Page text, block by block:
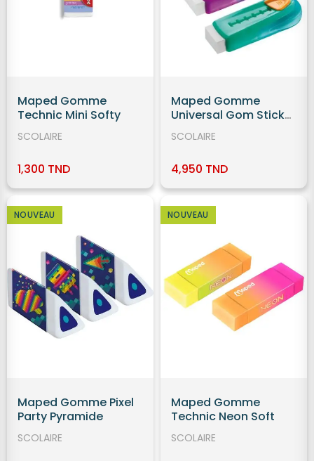
Maped Gomme
Technic Mini Softy
SCOLAIRE
1,300 TND
Maped Gomme
Universal Gom Stick
Rechargeable
SCOLAIRE
4,950 TND
NOUVEAU
Maped Gomme Pixel
Party Pyramide
SCOLAIRE
NOUVEAU
Maped Gomme
Technic Neon Soft
SCOLAIRE